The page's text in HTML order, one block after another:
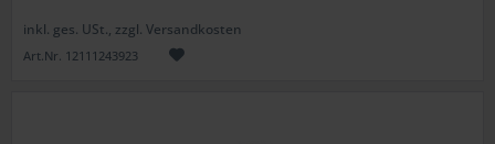
inkl. ges. USt., zzgl. Versandkosten
Art.Nr. 12111243923